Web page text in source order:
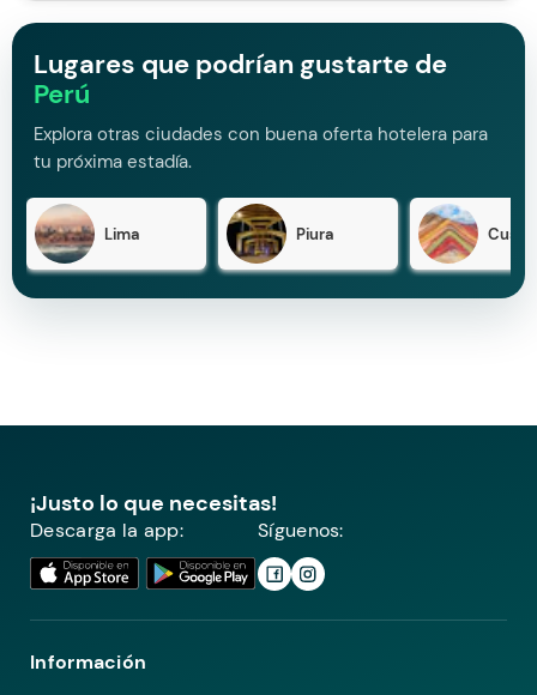
Lugares que podrían gustarte de
Perú
Explora otras ciudades con buena oferta hotelera para
tu próxima estadía.
Lima Piura Cusco
¡Justo lo que necesitas!
Descarga la app: Síguenos:
Información